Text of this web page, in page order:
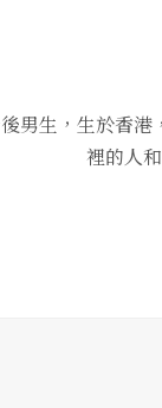
男生，生於香
裡的人